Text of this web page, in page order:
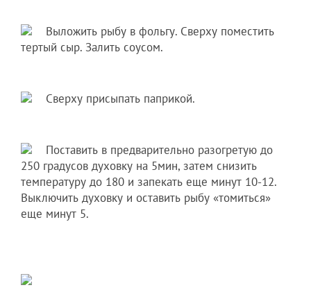
Выложить рыбу в фольгу. Сверху поместить
тертый сыр. Залить соусом.
Сверху присыпать паприкой.
Поставить в предварительно разогретую до
250 градусов духовку на 5мин, затем снизить
температуру до 180 и запекать еще минут 10-12.
Выключить духовку и оставить рыбу «томиться»
еще минут 5.